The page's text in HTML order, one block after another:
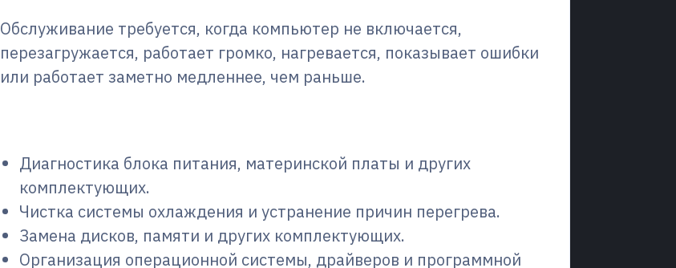
Обслуживание требуется, когда компьютер не включается,
перезагружается, работает громко, нагревается, показывает ошибки
или работает заметно медленнее, чем раньше.
Диагностика блока питания, материнской платы и других
комплектующих.
Чистка системы охлаждения и устранение причин перегрева.
Замена дисков, памяти и других комплектующих.
Организация операционной системы, драйверов и программной